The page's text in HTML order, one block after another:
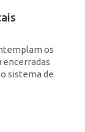
os
encerradas
sistema de